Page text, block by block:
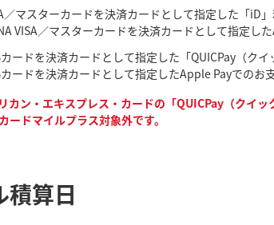
／マスターカードを決済カードとして指定した「iD
VISA／マスターカードを決済カードとして指定し
ードを決済カードとして指定した「QUICPay（ク
ードを決済カードとして指定したApple Payでのお
カン・エキスプレス・カードの「QUICPay（クイ
ードマイルプラス対象外です。
積算日